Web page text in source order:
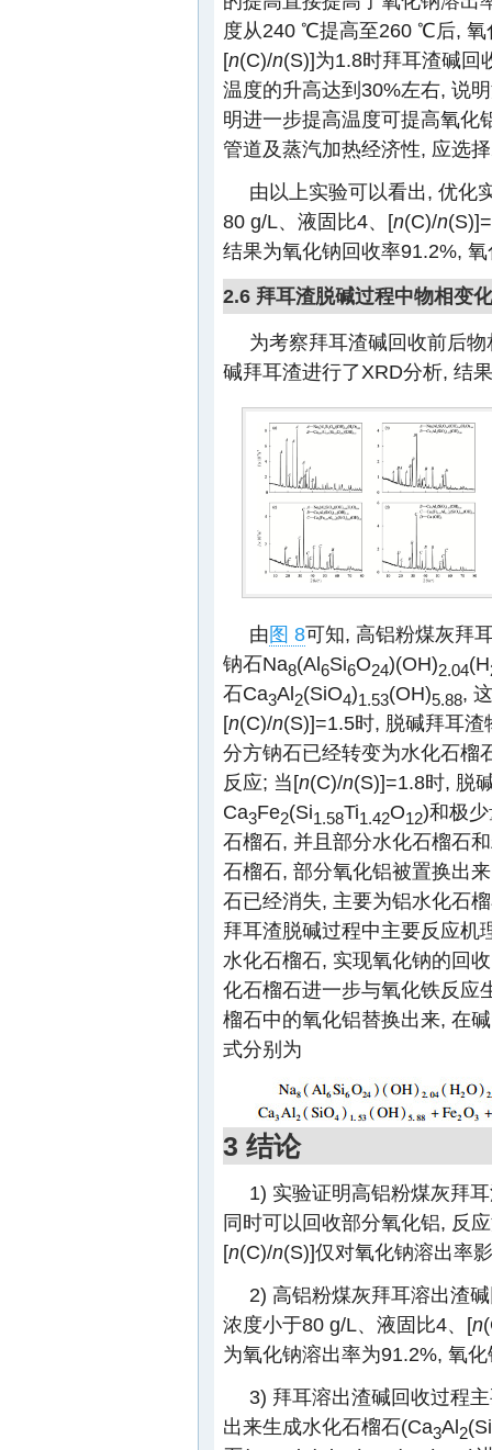
度从240 ℃提高至260 ℃后, 氧
[n(C)/n(S)]为1.8时拜耳渣碱回
温度的升高达到30%左右, 说
明进一步提高温度可提高氧化
管道及蒸汽加热经济性, 应选
由以上实验可以看出, 优化
80 g/L、液固比4、[n(C)/n
结果为氧化钠回收率91.2%,
2.6 拜耳渣脱碱过程中物相变化
为考察拜耳渣碱回收前后
碱拜耳渣进行了XRD分析, 结
由图 8可知, 高铝粉煤灰拜
钠石Na8(Al6Si6O24)(OH)2.04(H
石Ca3Al2(SiO4)1.53(OH)5.88,
[n(C)/n(S)]=1.5时, 脱碱拜耳
分方钠石已经转变为水化石榴
反应; 当[n(C)/n(S)]=1.8时, 脱
Ca3Fe2(Si1.58Ti1.42O12)和极
石榴石, 并且部分水化石榴石
石榴石, 部分氧化铝被置换出
石已经消失, 主要为铝水化石
拜耳渣脱碱过程中主要反应机
水化石榴石, 实现氧化钠的回
化石榴石进一步与氧化铁反应
榴石中的氧化铝替换出来, 在
式分别为
3 结论
1) 实验证明高铝粉煤灰拜
同时可以回收部分氧化铝, 反
[n(C)/n(S)]仅对氧化钠溶出率
2) 高铝粉煤灰拜耳溶出渣
浓度小于80 g/L、液固比4、[n
为氧化钠溶出率为91.2%, 氧
3) 拜耳溶出渣碱回收过程
出来生成水化石榴石(Ca3Al2